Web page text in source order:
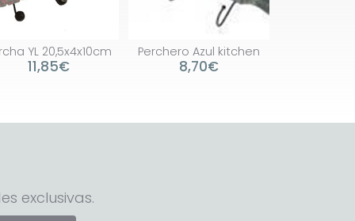
YL 20,5x4x10cm
11,85€
Perchero Azul kitchen
8,70€
exclusivas.